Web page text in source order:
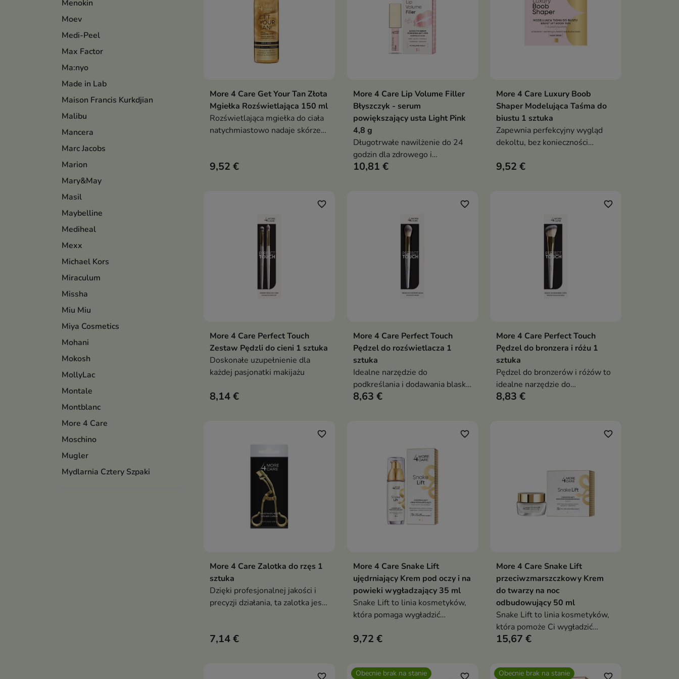
Menokin
Moev
Medi-Peel
Max Factor
Ma:nyo
Made in Lab
Maison Francis Kurkdjian
Malibu
Mancera
Marc Jacobs
Marion
Mary&May
Masil
Maybelline
Mediheal
Mexx
Michael Kors
Miraculum
Missha
Miu Miu
Miya Cosmetics
Mohani
Mokosh
MollyLac
Montale
Montblanc
More 4 Care
Moschino
Mugler
Mydlarnia Cztery Szpaki
Dodaj do koszyka
More 4 Care Get Your Tan Złota
Mgiełka Rozświetlająca 150 ml
Rozświetlająca mgiełka do ciała
natychmiastowo nadaje skórze
9,52 €
Dodaj do koszyka
More 4 Care Lip Volume Filler
Błyszczyk - serum
powiększający usta Light Pink
4,8 g
Długotrwałe nawilżenie do 24
godzin dla zdrowego i
promiennego wyglądu ust
10,81 €
Dodaj do koszyka
More 4 Care Luxury Boob
Shaper Modelująca Taśma do
biustu 1 sztuka
Zapewnia perfekcyjny wygląd
dekoltu, bez konieczności
9,52 €
Dodaj do koszyka
favorite_border
More 4 Care Perfect Touch
Zestaw Pędzli do cieni 1 sztuka
Doskonałe uzupełnienie dla
każdej pasjonatki makijażu
8,14 €
Dodaj do koszyka
favorite_border
More 4 Care Perfect Touch
Pędzel do rozświetlacza 1
sztuka
Idealne narzędzie do
podkreślania i dodawania blasku
wybranym partiom twarzy
8,63 €
Dodaj do koszyka
favorite_border
More 4 Care Perfect Touch
Pędzel do bronzera i różu 1
sztuka
Pędzel do bronzerów i różów to
idealne narzędzie do
definiowania konturów twarzy
8,83 €
Dodaj do koszyka
favorite_border
More 4 Care Zalotka do rzęs 1
sztuka
Dzięki profesjonalnej jakości i
precyzji działania, ta zalotka jest
7,14 €
Dodaj do koszyka
favorite_border
More 4 Care Snake Lift
ujędrniający Krem pod oczy i na
powieki wygładzający 35 ml
Snake Lift to linia kosmetyków,
która pomaga wygładzić
jędrność i elastyczność oraz
9,72 €
Dodaj do koszyka
favorite_border
More 4 Care Snake Lift
przeciwzmarszczkowy Krem
do twarzy na noc
odbudowujący 50 ml
Snake Lift to linia kosmetyków,
która pomoże Ci wygładzić
zmarszczki, przywrócić skórze
15,67 €
favorite_border Obecnie brak na stanie favorite_border Obecnie brak na stanie favorite_border